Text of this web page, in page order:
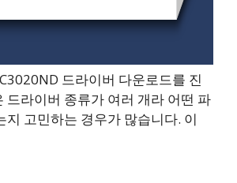
드라이버 다운로드를 진
드라이버 종류가 여러 개라 어떤 파
지 고민하는 경우가 많습니다. 이